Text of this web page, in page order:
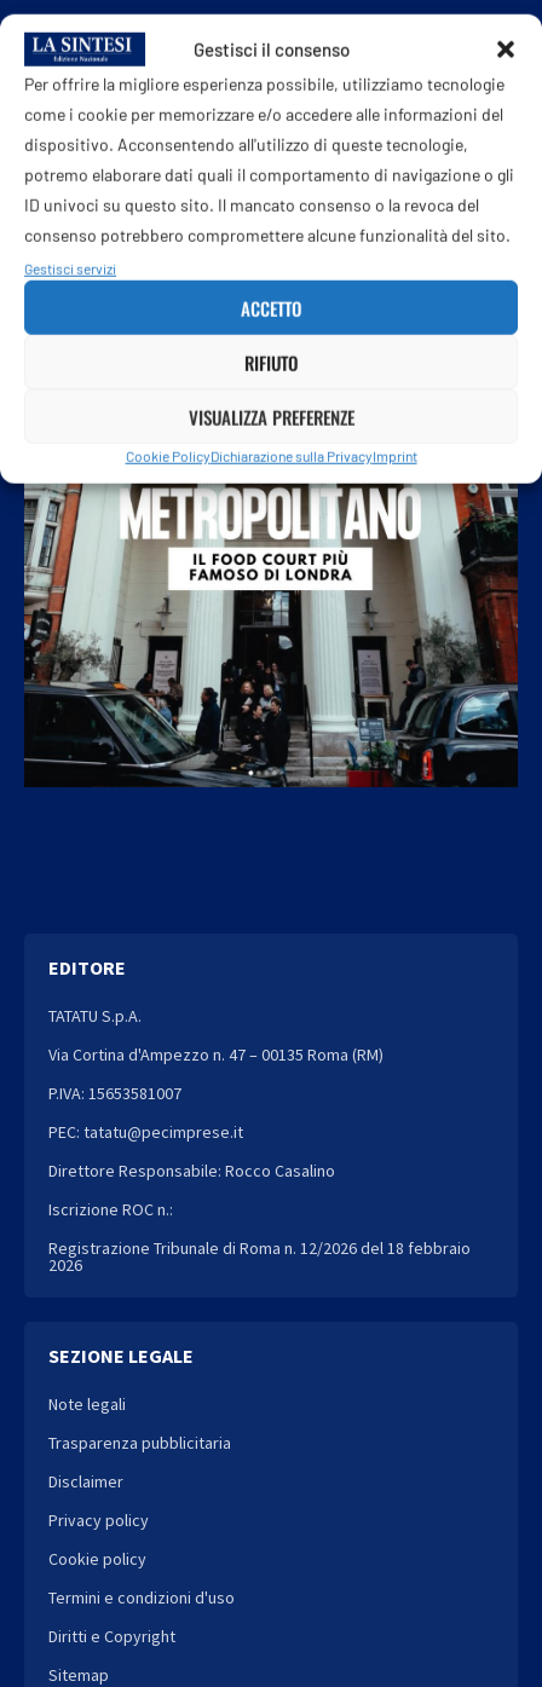
Gestisci il consenso
Per offrire la migliore esperienza possibile, utilizziamo tecnologie
come i cookie per memorizzare e/o accedere alle informazioni del
dispositivo. Acconsentendo all'utilizzo di queste tecnologie,
potremo elaborare dati quali il comportamento di navigazione o gli
ID univoci su questo sito. Il mancato consenso o la revoca del
consenso potrebbero compromettere alcune funzionalità del sito.
Gestisci servizi
ACCETTO
RIFIUTO
VISUALIZZA PREFERENZE
Cookie PolicyDichiarazione sulla PrivacyImprint
Reggiani ricoverata in terapia intensiva a
Rimini
8 Agosto 2026
EDITORE
TATATU S.p.A.
Via Cortina d'Ampezzo n. 47 – 00135 Roma (RM)
P.IVA: 15653581007
PEC: tatatu@pecimprese.it
Direttore Responsabile: Rocco Casalino
Iscrizione ROC n.:
Registrazione Tribunale di Roma n. 12/2026 del 18 febbraio
2026
SEZIONE LEGALE
Note legali
Trasparenza pubblicitaria
Disclaimer
Privacy policy
Cookie policy
Termini e condizioni d'uso
Diritti e Copyright
Sitemap